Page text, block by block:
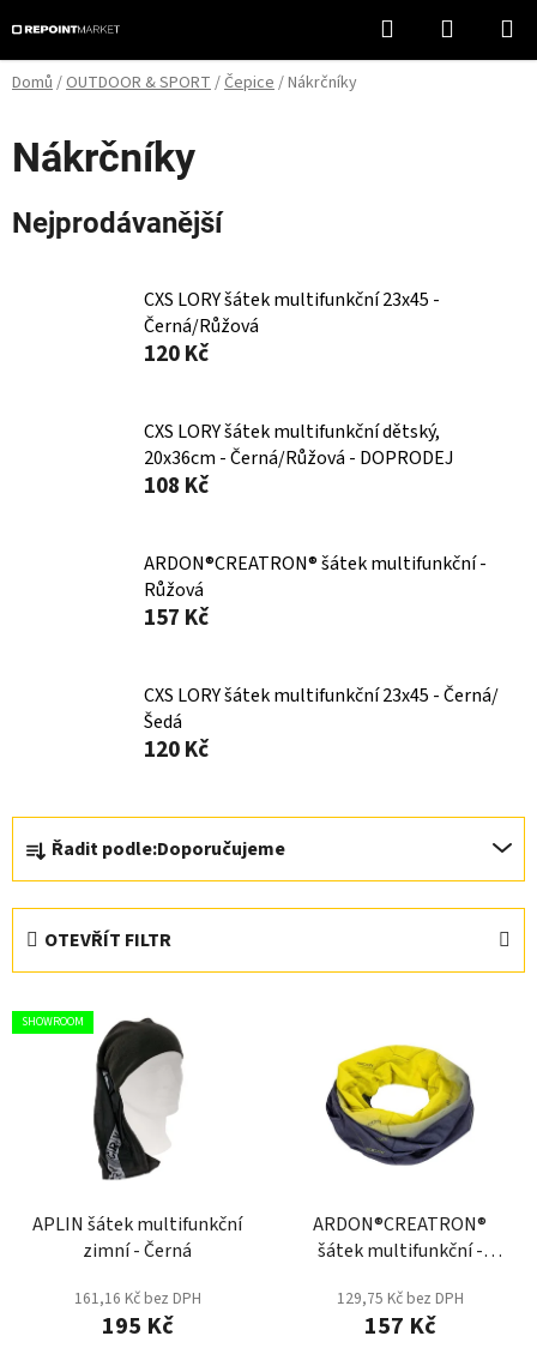
na
obsah
Hledat
KOŠÍK
Domů/OUTDOOR & SPORT/Čepice/Nákrčníky
Nákrčníky
Nejprodávanější
CXS LORY šátek multifunkční 23x45 -
Černá/Růžová
120 Kč
CXS LORY šátek multifunkční dětský,
20x36cm - Černá/Růžová - DOPRODEJ
108 Kč
ARDON®CREATRON® šátek multifunkční -
Růžová
157 Kč
CXS LORY šátek multifunkční 23x45 - Černá/
Šedá
120 Kč
z
p
Řadit podle:Doporučujeme
OTEVŘÍT FILTR
V
ý
SHOWROOM
APLIN šátek multifunkční
zimní - Černá
161,16 Kč bez DPH
195 Kč
ARDON®CREATRON®
šátek multifunkční -
129,75 Kč bez DPH
157 Kč